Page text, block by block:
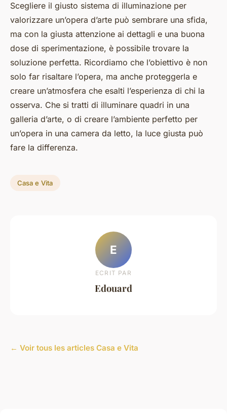
Scegliere il giusto sistema di illuminazione per
valorizzare un’opera d’arte può sembrare una sfida,
ma con la giusta attenzione ai dettagli e una buona
dose di sperimentazione, è possibile trovare la
soluzione perfetta. Ricordiamo che l’obiettivo è non
solo far risaltare l’opera, ma anche proteggerla e
creare un’atmosfera che esalti l’esperienza di chi la
osserva. Che si tratti di illuminare quadri in una
galleria d’arte, o di creare l’ambiente perfetto per
un’opera in una camera da letto, la luce giusta può
fare la differenza.
Casa e Vita
E
ECRIT PAR
Edouard
← Voir tous les articles Casa e Vita